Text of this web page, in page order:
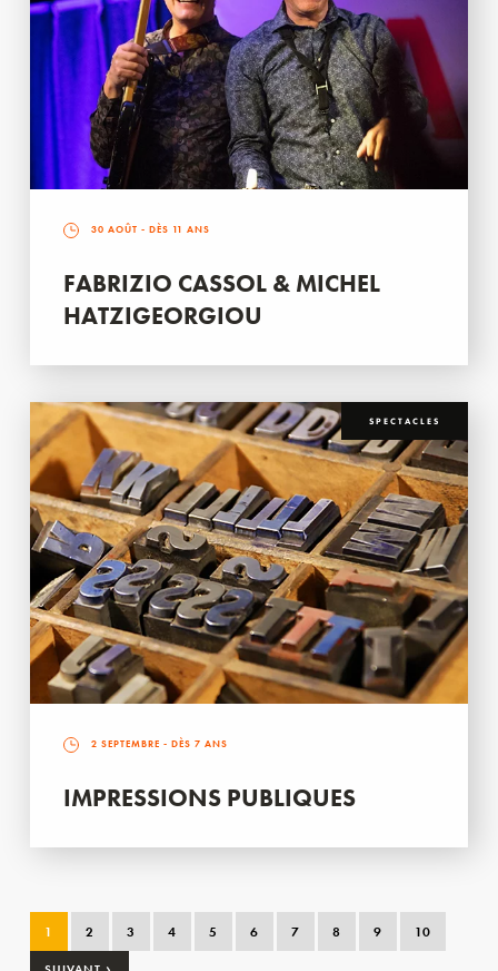
30 AOÛT - DÈS 11 ANS
FABRIZIO CASSOL & MICHEL
HATZIGEORGIOU
SPECTACLES
2 SEPTEMBRE - DÈS 7 ANS
IMPRESSIONS PUBLIQUES
1 2 3 4 5 6 7 8 9 10